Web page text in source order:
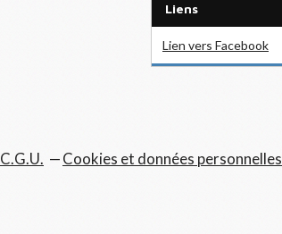
Liens
Lien vers Facebook
C.G.U. Cookies et données personnelles